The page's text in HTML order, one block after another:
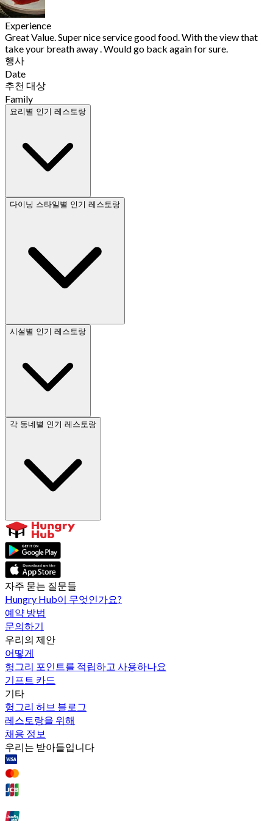
Experience
Great Value. Super nice service good food. With the view that
take your breath away . Would go back again for sure.
행사
Date
추천 대상
Family
요리별 인기 레스토랑
다이닝 스타일별 인기 레스토랑
시설별 인기 레스토랑
각 동네별 인기 레스토랑
자주 묻는 질문들
Hungry Hub이 무엇인가요?
예약 방법
문의하기
우리의 제안
어떻게
헝그리 포인트를 적립하고 사용하나요
기프트 카드
기타
헝그리 허브 블로그
레스토랑을 위해
채용 정보
우리는 받아들입니다